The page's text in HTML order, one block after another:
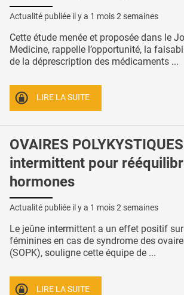
Actualité publiée il y a 1 mois 2 semaines
Cette étude menée et proposée dans le
Medicine, rappelle l’opportunité, la
de la déprescription des médicaments ...
LIRE LA SUITE
OVAIRES
intermittent pour
hormones
Actualité publiée il y a 1 mois 2 semaines
Le jeûne intermittent a un effet positif
féminines en cas de syndrome des
(SOPK), souligne cette équipe de ...
LIRE LA SUITE